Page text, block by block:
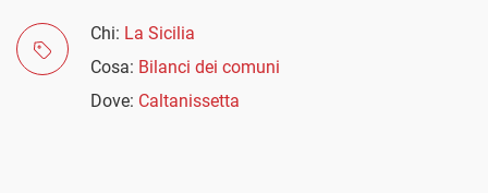
Chi: La Sicilia
Cosa: Bilanci dei comuni
Dove: Caltanissetta